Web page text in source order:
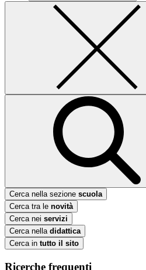
Cerca nella sezione scuola
Cerca tra le novità
Cerca nei servizi
Cerca nella didattica
Cerca in tutto il sito
Ricerche frequenti